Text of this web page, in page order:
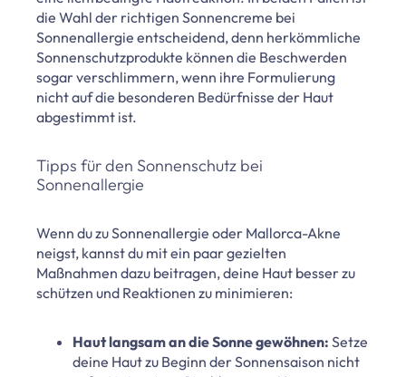
die Wahl der richtigen Sonnencreme bei
Sonnenallergie entscheidend, denn herkömmliche
Sonnenschutzprodukte können die Beschwerden
sogar verschlimmern, wenn ihre Formulierung
nicht auf die besonderen Bedürfnisse der Haut
abgestimmt ist.
Tipps für den Sonnenschutz bei
Sonnenallergie
Wenn du zu Sonnenallergie oder Mallorca-Akne
neigst, kannst du mit ein paar gezielten
Maßnahmen dazu beitragen, deine Haut besser zu
schützen und Reaktionen zu minimieren:
Haut langsam an die Sonne gewöhnen: Setze
deine Haut zu Beginn der Sonnensaison nicht